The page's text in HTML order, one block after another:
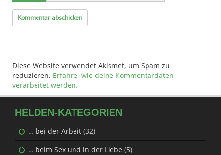
Diese Website verwendet Akismet, um Spam zu
reduzieren. Erfahre, wie deine Kommentardaten
verarbeitet werden.
HELDEN-KATEGORIEN
… bei der Arbeit (32)
… beim Sex und in der Liebe (5)